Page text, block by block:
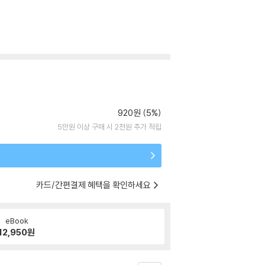
920원 (5%)
5만원 이상 구매 시 2천원 추가 적립
카드/간편결제 혜택을 확인하세요
eBook
원